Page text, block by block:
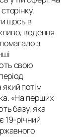
щось в
ведення
з
свою
потім
«На перших
базу, яка
19-річний